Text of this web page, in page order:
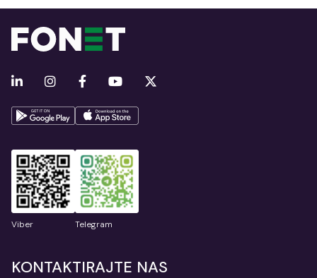
Viber Telegram
KONTAKTIRAJTE NAS